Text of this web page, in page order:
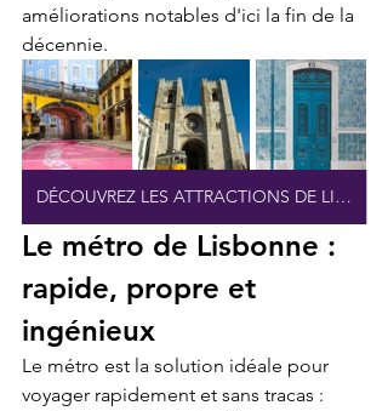
améliorations notables d'ici la fin de la
décennie.
DÉCOUVREZ LES ATTRACTIONS DE LISBONNE
Le métro de Lisbonne :
rapide, propre et
ingénieux
Le métro est la solution idéale pour
voyager rapidement et sans tracas :